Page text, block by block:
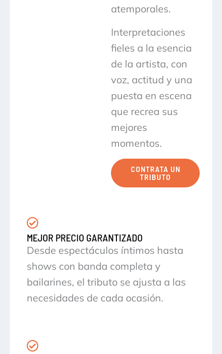
atemporales.
Interpretaciones
fieles a la esencia
de la artista, con
voz, actitud y una
puesta en escena
que recrea sus
mejores
momentos.
CONTRATA UN
TRIBUTO
MEJOR PRECIO GARANTIZADO
Desde espectáculos íntimos hasta
shows con banda completa y
bailarines, el tributo se ajusta a las
necesidades de cada ocasión.